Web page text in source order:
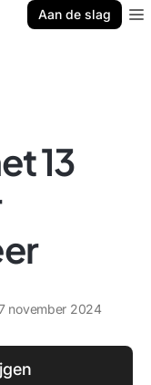
Aan de slag
13
november 2024